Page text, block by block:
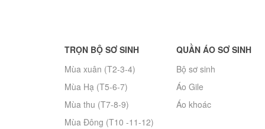
TRỌN BỘ SƠ SINH
Mùa xuân (T2-3-4)
Mùa Hạ (T5-6-7)
Mùa thu (T7-8-9)
Mùa Đông (T10 -11-12)
QUẦN ÁO SƠ SINH
Bộ sơ sinh
Áo Gile
Áo khoác